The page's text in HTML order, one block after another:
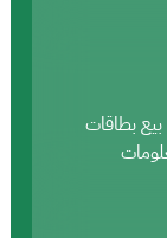
بيع بطاقات